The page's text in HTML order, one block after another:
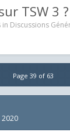
TSW 3 ?
in Discussions
Page 39 of 63
2020